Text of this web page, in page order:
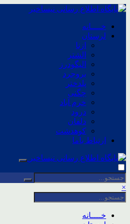
خــــانه
لرستان
ازنا
الشتر
الیگودرز
بروجرد
پلدختر
چگنی
خرم آباد
درود
دلفان
کوهدشت
ارتباط باما
×
خــــانه